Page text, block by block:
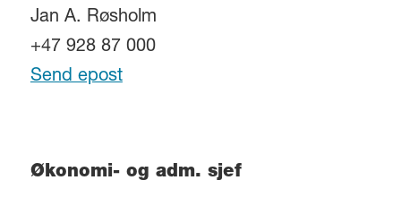
Jan A. Røsholm
+47 928 87 000
Send epost
Økonomi- og adm. sjef